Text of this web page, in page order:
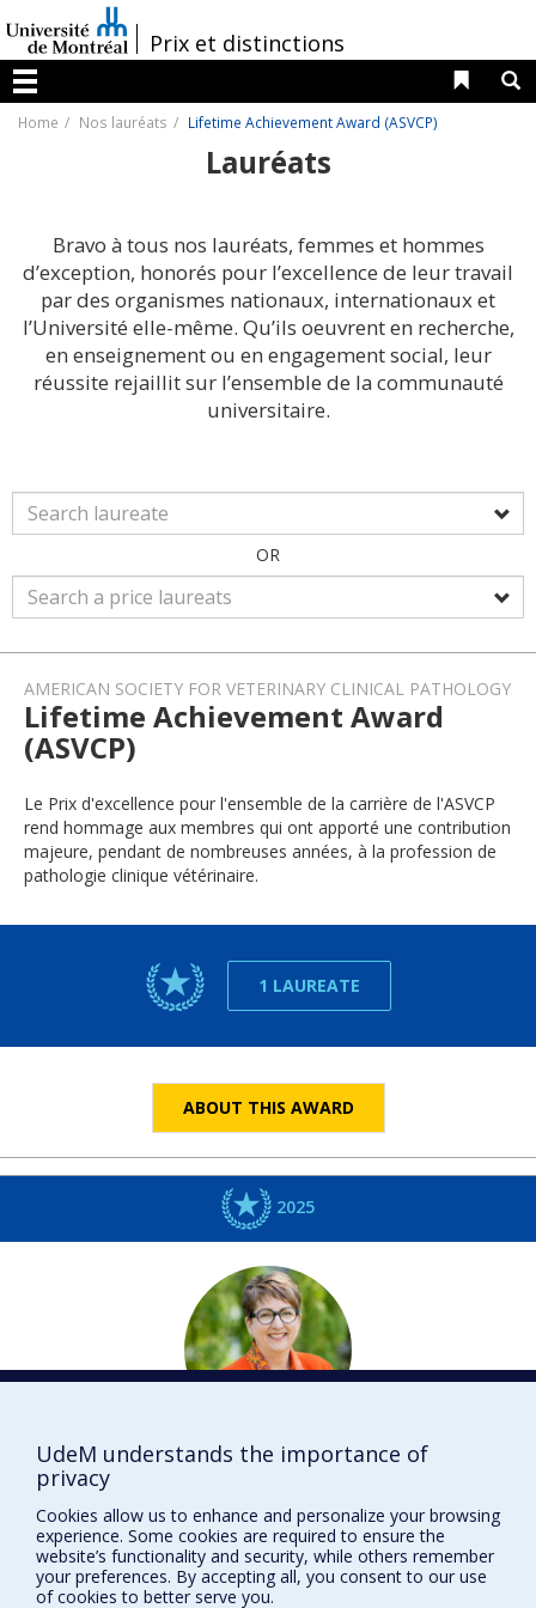
au
contenu
/Prix et distinctions
Menu
Liens
Home Nos lauréats Lifetime Achievement Award (ASVCP)
Lauréats
Bravo à tous nos lauréats, femmes et hommes
d’exception, honorés pour l’excellence de leur travail
par des organismes nationaux, internationaux et
l’Université elle-même. Qu’ils oeuvrent en recherche,
en enseignement ou en engagement social, leur
réussite rejaillit sur l’ensemble de la communauté
universitaire.
OR
AMERICAN SOCIETY FOR VETERINARY CLINICAL PATHOLOGY
Lifetime Achievement Award
(ASVCP)
Le Prix d'excellence pour l'ensemble de la carrière de l'ASVCP
rend hommage aux membres qui ont apporté une contribution
majeure, pendant de nombreuses années, à la profession de
pathologie clinique vétérinaire.
1 LAUREATE
ABOUT THIS AWARD
2025
Anne PROVENCHER
DISTINCTIONS
UdeM understands the importance of
privacy
Cookies allow us to enhance and personalize your browsing
experience. Some cookies are required to ensure the
website’s functionality and security, while others remember
your preferences. By accepting all, you consent to our use
of cookies to better serve you.